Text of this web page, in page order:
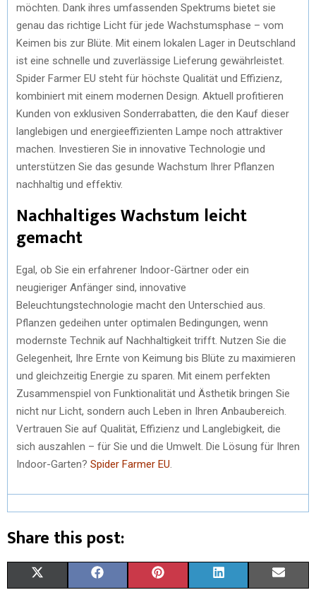
möchten. Dank ihres umfassenden Spektrums bietet sie
genau das richtige Licht für jede Wachstumsphase – vom
Keimen bis zur Blüte. Mit einem lokalen Lager in Deutschland
ist eine schnelle und zuverlässige Lieferung gewährleistet.
Spider Farmer EU steht für höchste Qualität und Effizienz,
kombiniert mit einem modernen Design. Aktuell profitieren
Kunden von exklusiven Sonderrabatten, die den Kauf dieser
langlebigen und energieeffizienten Lampe noch attraktiver
machen. Investieren Sie in innovative Technologie und
unterstützen Sie das gesunde Wachstum Ihrer Pflanzen
nachhaltig und effektiv.
Nachhaltiges Wachstum leicht
gemacht
Egal, ob Sie ein erfahrener Indoor-Gärtner oder ein
neugieriger Anfänger sind, innovative
Beleuchtungstechnologie macht den Unterschied aus.
Pflanzen gedeihen unter optimalen Bedingungen, wenn
modernste Technik auf Nachhaltigkeit trifft. Nutzen Sie die
Gelegenheit, Ihre Ernte von Keimung bis Blüte zu maximieren
und gleichzeitig Energie zu sparen. Mit einem perfekten
Zusammenspiel von Funktionalität und Ästhetik bringen Sie
nicht nur Licht, sondern auch Leben in Ihren Anbaubereich.
Vertrauen Sie auf Qualität, Effizienz und Langlebigkeit, die
sich auszahlen – für Sie und die Umwelt. Die Lösung für Ihren
Indoor-Garten? Spider Farmer EU
Share this post: